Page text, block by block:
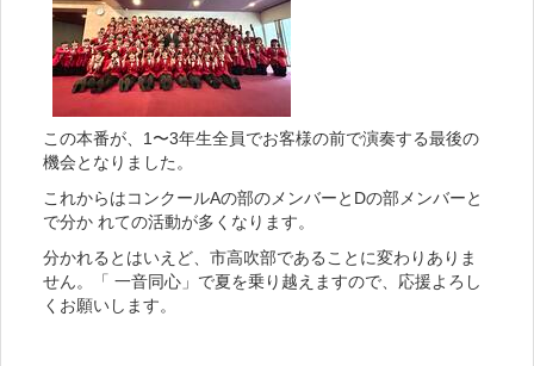
この本番が、1〜3年生全員でお客様の前で演奏する最後の
機会となりました。
これからはコンクールAの部のメンバーとDの部メンバーと
で分か れての活動が多くなります。
分かれるとはいえど、市高吹部であることに変わりありま
せん。「 一音同心」で夏を乗り越えますので、応援よろし
くお願いします。